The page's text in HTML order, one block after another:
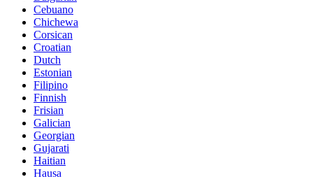
Cebuano
Chichewa
Corsican
Croatian
Dutch
Estonian
Filipino
Finnish
Frisian
Galician
Georgian
Gujarati
Haitian
Hausa